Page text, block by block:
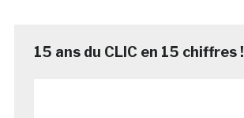
15 ans du CLIC en 15 chiffres !